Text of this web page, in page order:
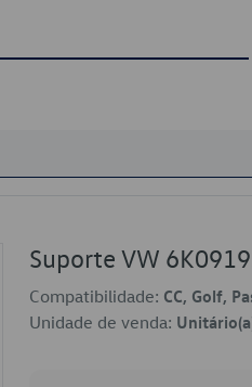
Suporte VW
Compatibilidade: CC, Golf,
Unidade de venda: